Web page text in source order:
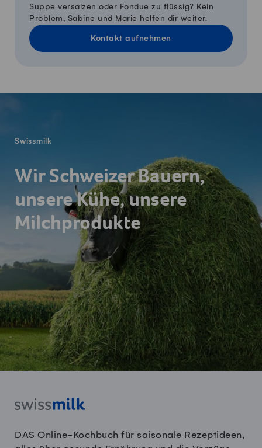
Suppe versalzen oder Fondue zu flüssig? Kein
Problem, Sabine und Marie helfen dir weiter.
Kontakt aufnehmen
Swissmilk
Wir Schweizer Bauern,
unsere Kühe, unsere
Milchprodukte
DAS Online-Kochbuch für saisonale Rezeptideen,